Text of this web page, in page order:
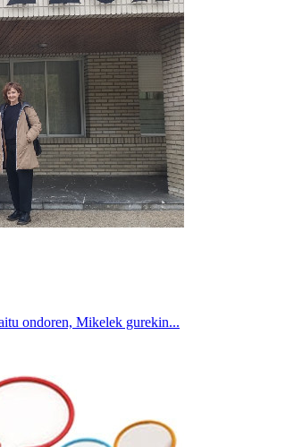
ondoren, Mikelek gurekin...